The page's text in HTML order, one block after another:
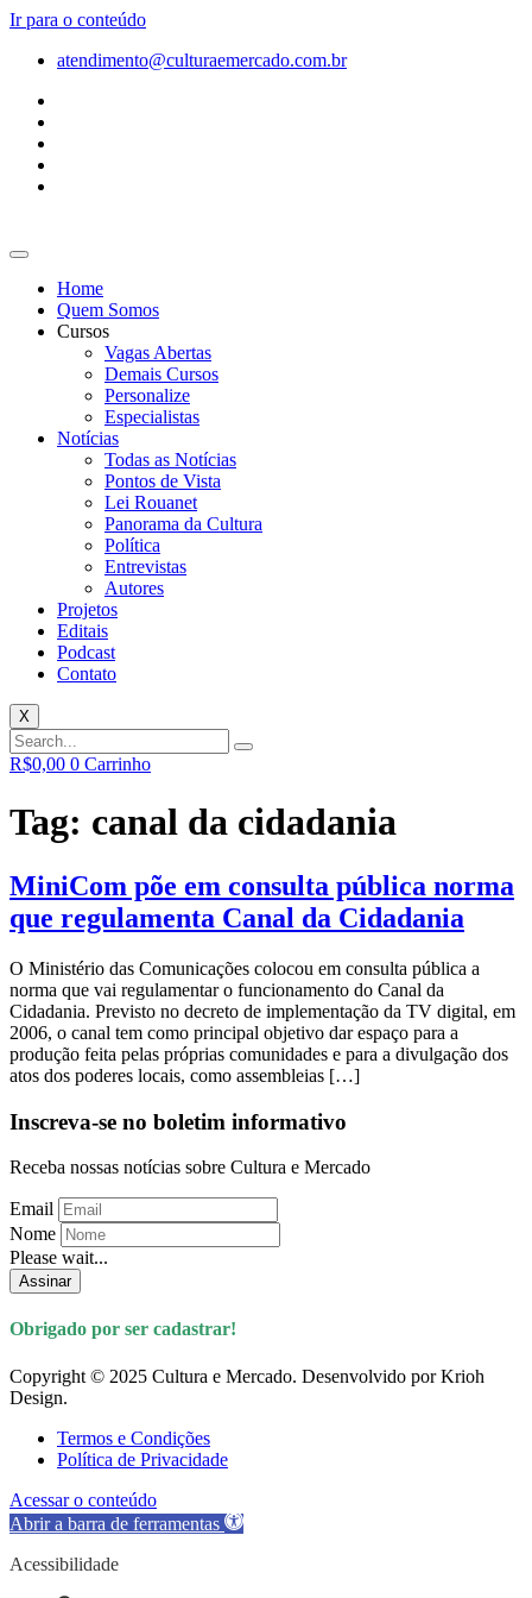
Ir para o conteúdo
atendimento@culturaemercado.com.br
Home
Quem Somos
Cursos
Vagas Abertas
Demais Cursos
Personalize
Especialistas
Notícias
Todas as Notícias
Pontos de Vista
Lei Rouanet
Panorama da Cultura
Política
Entrevistas
Autores
Projetos
Editais
Podcast
Contato
X
R$0,00 0 Carrinho
Tag: canal da cidadania
MiniCom põe em consulta pública norma
que regulamenta Canal da Cidadania
O Ministério das Comunicações colocou em consulta pública a
norma que vai regulamentar o funcionamento do Canal da
Cidadania. Previsto no decreto de implementação da TV digital, em
2006, o canal tem como principal objetivo dar espaço para a
produção feita pelas próprias comunidades e para a divulgação dos
atos dos poderes locais, como assembleias […]
Inscreva-se no boletim informativo
Receba nossas notícias sobre Cultura e Mercado
Email
Nome
Please wait...
Assinar
Obrigado por ser cadastrar!
Copyright © 2025 Cultura e Mercado. Desenvolvido por Krioh
Design.
Termos e Condições
Política de Privacidade
Acessar o conteúdo
Abrir a barra de ferramentas
Acessibilidade